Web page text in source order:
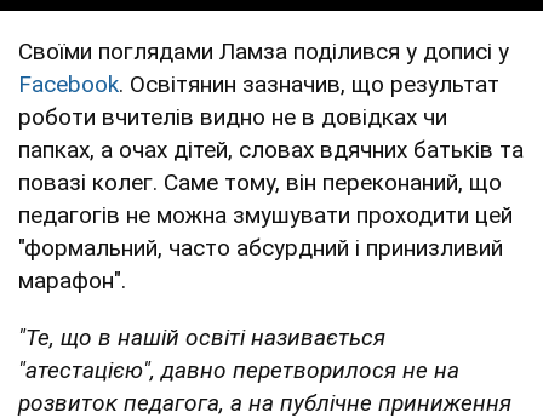
Своїми поглядами Ламза поділився у дописі у
Facebook. Освітянин зазначив, що результат
роботи вчителів видно не в довідках чи
папках, а очах дітей, словах вдячних батьків та
повазі колег. Саме тому, він переконаний, що
педагогів не можна змушувати проходити цей
"формальний, часто абсурдний і принизливий
марафон".
"Те, що в нашій освіті називається
"атестацією", давно перетворилося не на
розвиток педагога, а на публічне приниження